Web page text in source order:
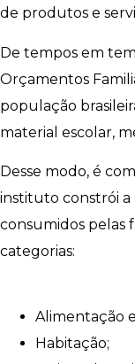
de produtos e
De tempos em
Orçamentos
população
material escolar,
Desse modo, é
instituto constrói a
consumidos pelas
categorias:
Alimentação
Habitação;